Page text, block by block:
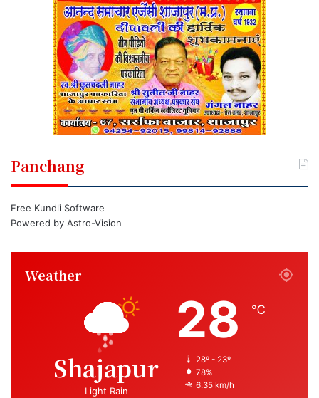
Panchang
Free Kundli Software
Powered by Astro-Vision
Weather
Shajapur
Light Rain
28 ℃
28º - 23º
78%
6.35 km/h